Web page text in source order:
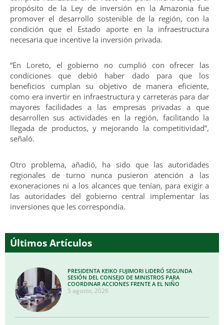
propósito de la Ley de inversión en la Amazonia fue
promover el desarrollo sostenible de la región, con la
condición que el Estado aporte en la infraestructura
necesaria que incentive la inversión privada.
“En Loreto, el gobierno no cumplió con ofrecer las
condiciones que debió haber dado para que los
beneficios cumplan su objetivo de manera eficiente,
como era invertir en infraestructura y carreteras para dar
mayores facilidades a las empresas privadas a que
desarrollen sus actividades en la región, facilitando la
llegada de productos, y mejorando la competitividad”,
señaló.
Otro problema, añadió, ha sido que las autoridades
regionales de turno nunca pusieron atención a las
exoneraciones ni a los alcances que tenían, para exigir a
las autoridades del gobierno central implementar las
inversiones que les correspondía.
Últimos Artículos
PRESIDENTA KEIKO FUJIMORI LIDERÓ SEGUNDA
SESIÓN DEL CONSEJO DE MINISTROS PARA
COORDINAR ACCIONES FRENTE A EL NIÑO
5 agosto, 2026